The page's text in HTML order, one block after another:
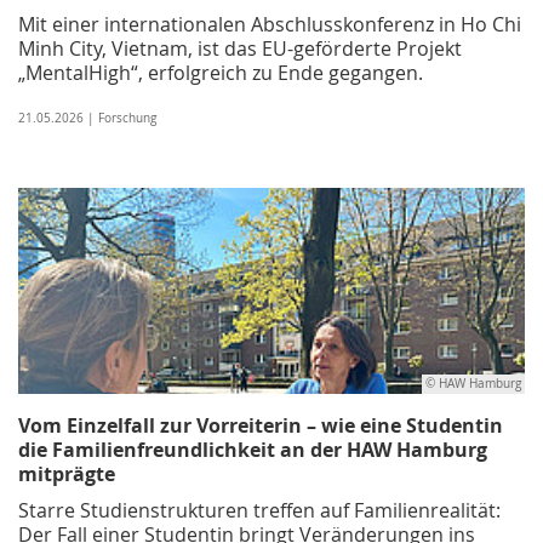
Mit einer internationalen Abschlusskonferenz in Ho Chi
Minh City, Vietnam, ist das EU-geförderte Projekt
„MentalHigh“, erfolgreich zu Ende gegangen.
21.05.2026 | Forschung
© HAW Hamburg
Vom Einzelfall zur Vorreiterin – wie eine Studentin
die Familienfreundlichkeit an der HAW Hamburg
mitprägte
Starre Studienstrukturen treffen auf Familienrealität:
Der Fall einer Studentin bringt Veränderungen ins